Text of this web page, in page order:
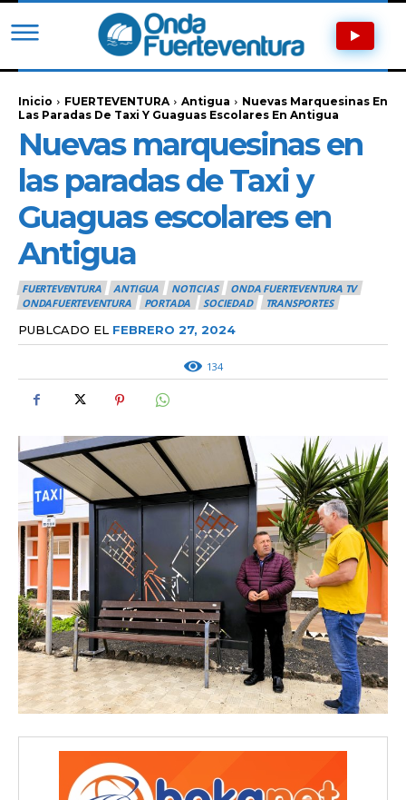
Inicio FUERTEVENTURA Antigua
Nuevas Marquesinas En
Las Paradas De Taxi Y Guaguas Escolares En Antigua
Nuevas marquesinas en
las paradas de Taxi y
Guaguas escolares en
Antigua
FUERTEVENTURA ANTIGUA NOTICIAS
ONDA FUERTEVENTURA TV
ONDAFUERTEVENTURA
PORTADA SOCIEDAD TRANSPORTES
PUBLCADO EL FEBRERO 27, 2024
134